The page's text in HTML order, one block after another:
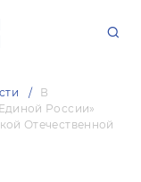
В
России»
Отечественной